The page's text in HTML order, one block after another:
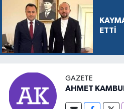
ETTİ
GAZETE
AHMET